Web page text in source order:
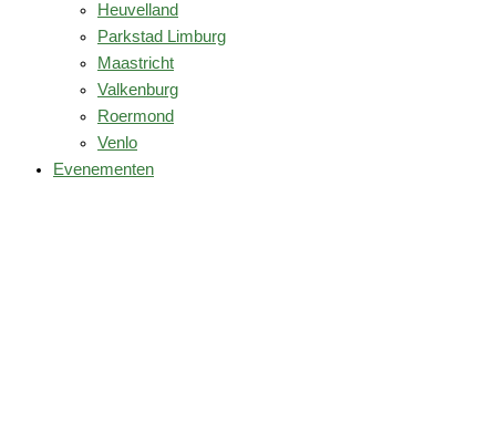
Heuvelland
Parkstad Limburg
Maastricht
Valkenburg
Roermond
Venlo
Evenementen